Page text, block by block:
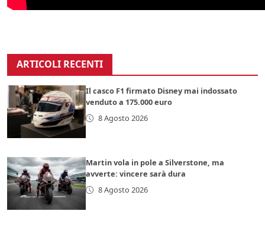
ARTICOLI RECENTI
Il casco F1 firmato Disney mai indossato
venduto a 175.000 euro
8 Agosto 2026
Martin vola in pole a Silverstone, ma
avverte: vincere sarà dura
8 Agosto 2026